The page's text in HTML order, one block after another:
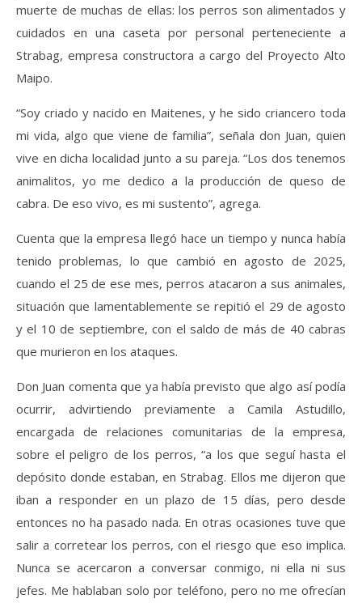
muerte de muchas de ellas: los perros son alimentados y
cuidados en una caseta por personal perteneciente a
Strabag, empresa constructora a cargo del Proyecto Alto
Maipo.
“Soy criado y nacido en Maitenes, y he sido criancero toda
mi vida, algo que viene de familia”, señala don Juan, quien
vive en dicha localidad junto a su pareja. “Los dos tenemos
animalitos, yo me dedico a la producción de queso de
cabra. De eso vivo, es mi sustento”, agrega.
Cuenta que la empresa llegó hace un tiempo y nunca había
tenido problemas, lo que cambió en agosto de 2025,
cuando el 25 de ese mes, perros atacaron a sus animales,
situación que lamentablemente se repitió el 29 de agosto
y el 10 de septiembre, con el saldo de más de 40 cabras
que murieron en los ataques.
Don Juan comenta que ya había previsto que algo así podía
ocurrir, advirtiendo previamente a Camila Astudillo,
encargada de relaciones comunitarias de la empresa,
sobre el peligro de los perros, “a los que seguí hasta el
depósito donde estaban, en Strabag. Ellos me dijeron que
iban a responder en un plazo de 15 días, pero desde
entonces no ha pasado nada. En otras ocasiones tuve que
salir a corretear los perros, con el riesgo que eso implica.
Nunca se acercaron a conversar conmigo, ni ella ni sus
jefes. Me hablaban solo por teléfono, pero no me ofrecían